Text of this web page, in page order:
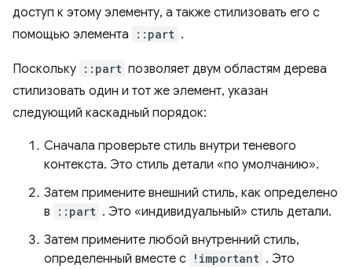
доступ к этому элементу, а также стилизовать его с
помощью элемента
::part .
Поскольку ::part позволяет двум областям дерева
стилизовать один и тот же элемент, указан
следующий каскадный порядок:
Сначала проверьте стиль внутри теневого
контекста. Это стиль детали «по умолчанию».
Затем примените внешний стиль, как определено
в
::part . Это «индивидуальный» стиль детали.
Затем примените любой внутренний стиль,
определенный вместе с !important . Это